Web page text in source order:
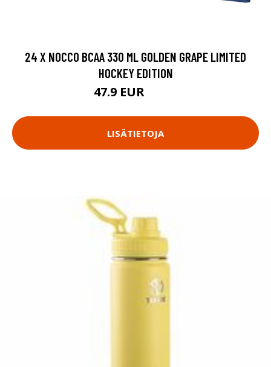
24 X NOCCO BCAA 330 ML GOLDEN GRAPE LIMITED
HOCKEY EDITION
47.9 EUR
LISÄTIETOJA